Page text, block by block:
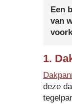
Een
van
1.
deze